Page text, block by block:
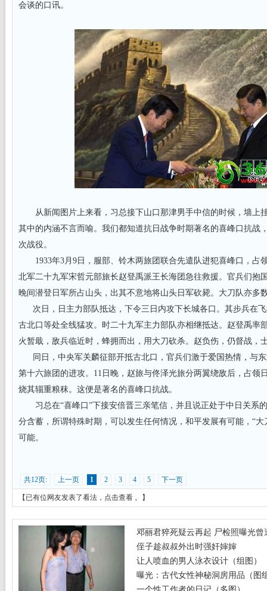
会谈的口讯。
从新闻图片上来看，习总接下山口那津男手中信的时候，墙上
其中的内涵不言而喻。我们都知道抗日战争时期著名的喜峰口抗战
次战役。
1933年3月9日，服部、铃木两旅团联合先遣队进犯喜峰口，占
北军二十九军宋哲元部旅长赵登禹派王长海团急往救援。官兵们抱
晚间潜登日军所占山头，出其不意地将山头日军砍毙。大刀队亦多
次日，日主力部队抵达，下令三日内攻下长城各口。其步兵在
古北口等处全线猛攻。时二十九军主力部队亦相继抵达。赵登禹率
火暂戢，敌兵临近时，蜂拥而出，用大刀砍杀。赵负伤，仍督战，
同日，中央军关麟征部开抵古北口，官兵们激于爱国热情，与
第十六旅团的进攻。11日晚，赵旅与佟泽光旅分两翼绕敌后，占领
烧其辎重粮秣。这便是著名的喜峰口抗战。
习总在“喜峰口”下接安倍晋三亲笔信，并且说正处于中日关系的
分含蓄，所谓特殊时期，可以发生任何情况，和平发展有可能，“
可能。
共12页: 上一页 1 2 3 4 5 下一页
【已有位网友发表了看法， 点击查看 。】
邓丽君猝死疑云再起 尸检照曝光曾
侄子趁叔叔外出时强奸婶婶
让人喷血的男人泳衣设计（组图）
曝光：古代女性神秘洞房用品（图